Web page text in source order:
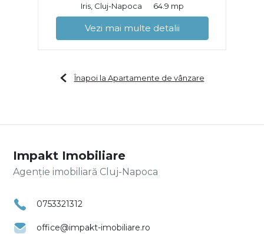
Iris, Cluj-Napoca
64.9 mp
Vezi mai multe detalii
Înapoi la Apartamente de vânzare
Impakt Imobiliare
Agenție imobiliară Cluj-Napoca
0753321312
office@impakt-imobiliare.ro